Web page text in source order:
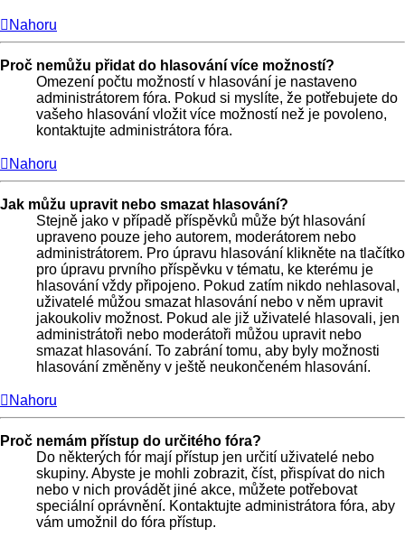
Nahoru
Proč nemůžu přidat do hlasování více možností?
Omezení počtu možností v hlasování je nastaveno
administrátorem fóra. Pokud si myslíte, že potřebujete do
vašeho hlasování vložit více možností než je povoleno,
kontaktujte administrátora fóra.
Nahoru
Jak můžu upravit nebo smazat hlasování?
Stejně jako v případě příspěvků může být hlasování
upraveno pouze jeho autorem, moderátorem nebo
administrátorem. Pro úpravu hlasování klikněte na tlačítko
pro úpravu prvního příspěvku v tématu, ke kterému je
hlasování vždy připojeno. Pokud zatím nikdo nehlasoval,
uživatelé můžou smazat hlasování nebo v něm upravit
jakoukoliv možnost. Pokud ale již uživatelé hlasovali, jen
administrátoři nebo moderátoři můžou upravit nebo
smazat hlasování. To zabrání tomu, aby byly možnosti
hlasování změněny v ještě neukončeném hlasování.
Nahoru
Proč nemám přístup do určitého fóra?
Do některých fór mají přístup jen určití uživatelé nebo
skupiny. Abyste je mohli zobrazit, číst, přispívat do nich
nebo v nich provádět jiné akce, můžete potřebovat
speciální oprávnění. Kontaktujte administrátora fóra, aby
vám umožnil do fóra přístup.